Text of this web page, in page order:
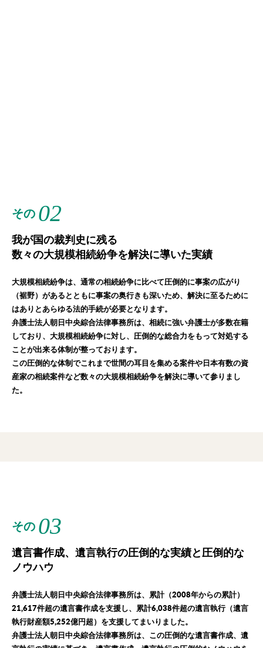
その 02
我が国の裁判史に残る
数々の大規模相続紛争を解決に導いた実績
大規模相続紛争は、通常の相続紛争に比べて圧倒的に事案の広がり
（裾野）があるとともに事案の奥行きも深いため、解決に至るために
はありとあらゆる法的手続が必要となります。
弁護士法人朝日中央綜合法律事務所は、相続に強い弁護士が多数在籍
しており、大規模相続紛争に対し、圧倒的な総合力をもって対処する
ことが出来る体制が整っております。
この圧倒的な体制でこれまで世間の耳目を集める案件や日本有数の資
産家の相続案件など数々の大規模相続紛争を解決に導いて参りまし
た。
その 03
遺言書作成、遺言執行の圧倒的な実績と圧倒的な
ノウハウ
弁護士法人朝日中央綜合法律事務所は、累計（2008年からの累計）
21,617件超の遺言書作成を支援し、累計6,038件超の遺言執行（遺言
執行財産額5,252億円超）を支援してまいりました。
弁護士法人朝日中央綜合法律事務所は、この圧倒的な遺言書作成、遺